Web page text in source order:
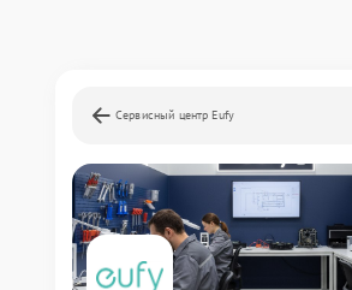
Сервисный центр Eufy